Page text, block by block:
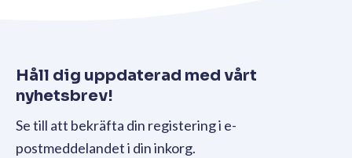
Håll dig uppdaterad med vårt
nyhetsbrev!
Se till att bekräfta din registering i e-
postmeddelandet i din inkorg.